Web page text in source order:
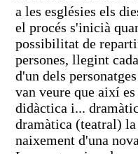
a les esglésies els
el procés s'inicià
possibilitat de
persones, llegint
d'un dels
van veure que així
didàctica i...
dramàtica (teatral)
naixement d'una